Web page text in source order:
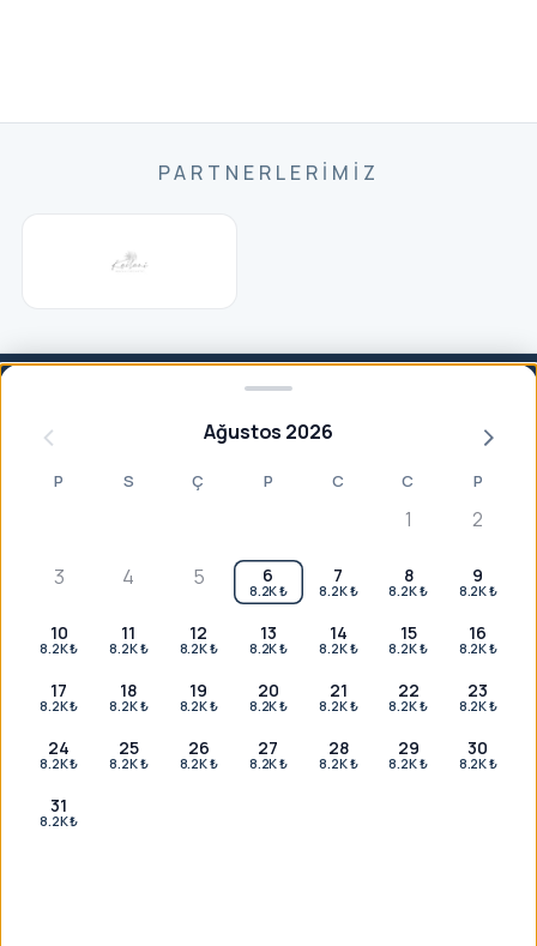
Ağustos 2026
P S Ç P C C P
1 2
3 4 5 6
8.2K ₺
7
8.2K ₺
8
8.2K ₺
9
8.2K ₺
10
8.2K ₺
11
8.2K ₺
12
8.2K ₺
13
8.2K ₺
14
8.2K ₺
15
8.2K ₺
16
8.2K ₺
17
8.2K ₺
18
8.2K ₺
19
8.2K ₺
20
8.2K ₺
21
8.2K ₺
22
8.2K ₺
23
8.2K ₺
24
8.2K ₺
25
8.2K ₺
26
8.2K ₺
27
8.2K ₺
28
8.2K ₺
29
8.2K ₺
30
8.2K ₺
31
8.2K ₺
PARTNERLERIMIZ
Aradığınızı bulamadınız mı?
iletişime geçin, 7/24 yanınızdayız.